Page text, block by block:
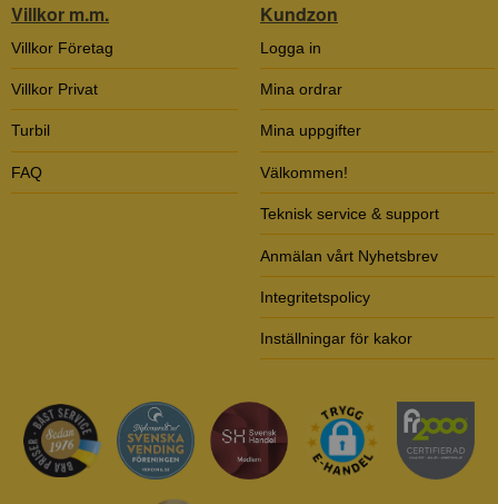
Villkor m.m.
Villkor Företag
Villkor Privat
Turbil
FAQ
Kundzon
Logga in
Mina ordrar
Mina uppgifter
Välkommen!
Teknisk service & support
Anmälan vårt Nyhetsbrev
Integritetspolicy
Inställningar för kakor